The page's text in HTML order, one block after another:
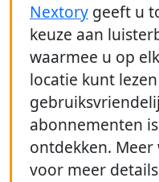
Nextory geeft u
keuze aan
waarmee u op
locatie kunt
abonnementen
ontdekken. Meer
voor meer